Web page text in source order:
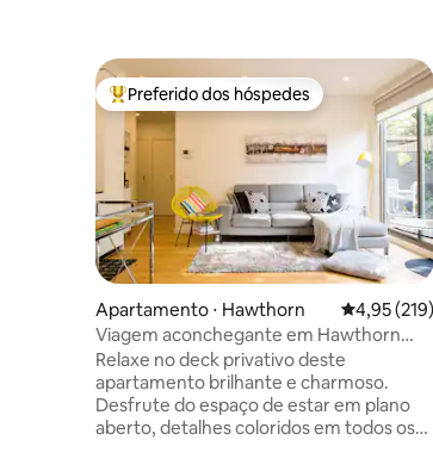
Entre os melhores preferidos dos hóspedes
Preferido dos hóspedes
Apartamento ⋅ Hawthorn 4,95 de
4,95 (219)
Viagem aconchegante em Hawthorn
com terraço privativo
Relaxe no deck privativo deste
apartamento brilhante e charmoso.
Desfrute do espaço de estar em plano
aberto, detalhes coloridos em todos os